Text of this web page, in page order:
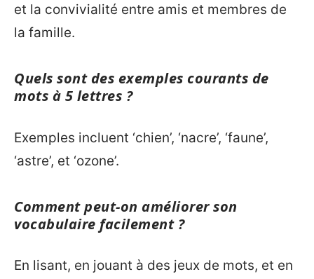
et la convivialité entre amis et membres de
la famille.
Quels sont des exemples courants de
mots à 5 lettres ?
Exemples incluent ‘chien’, ‘nacre’, ‘faune’,
‘astre’, et ‘ozone’.
Comment peut-on améliorer son
vocabulaire facilement ?
En lisant, en jouant à des jeux de mots, et en